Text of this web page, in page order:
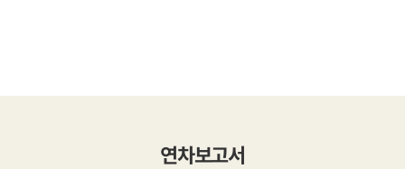
연차보고서